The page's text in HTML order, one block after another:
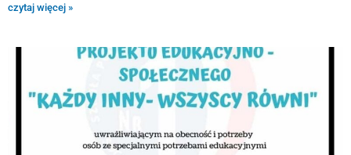
czytaj więcej »